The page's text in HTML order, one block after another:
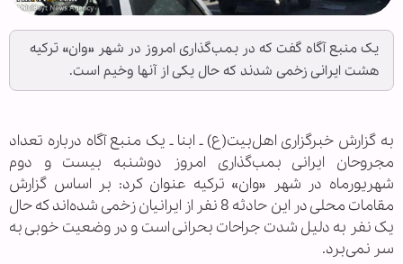
یک منبع آگاه گفت که در بمب‌گذاری امروز در شهر «وان» ترکیه
هشت ایرانی زخمی شدند که حال یکی از آنها وخیم است.
به گزارش خبرگزاری اهل‌بیت(ع) ـ ابنا ـ یک منبع آگاه درباره تعداد
مجروحان ایرانی بمب‌گذاری امروز دوشنبه بیست و دوم
شهریورماه در شهر «وان» ترکیه عنوان کرد: بر اساس گزارش
مقامات محلی در این حادثه 8 نفر از ایرانیان زخمی شده‌اند که حال
یک نفر به دلیل شدت جراحات بحرانی است و در وضعیت خوبی به
سر نمی‌برد.